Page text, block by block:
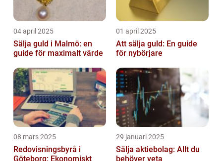
04 april 2025
Sälja guld i Malmö: en
guide för maximalt värde
01 april 2025
Att sälja guld: En guide
för nybörjare
08 mars 2025
Redovisningsbyrå i
Göteborg: Ekonomiskt
29 januari 2025
Sälja aktiebolag: Allt du
behöver veta